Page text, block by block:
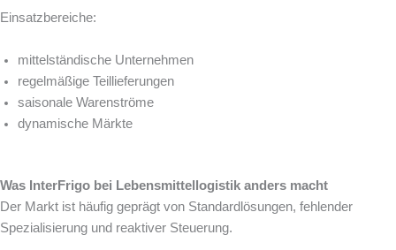
Einsatzbereiche:
mittelständische Unternehmen
regelmäßige Teillieferungen
saisonale Warenströme
dynamische Märkte
Was InterFrigo bei Lebensmittellogistik anders macht
Der Markt ist häufig geprägt von Standardlösungen, fehlender
Spezialisierung und reaktiver Steuerung.